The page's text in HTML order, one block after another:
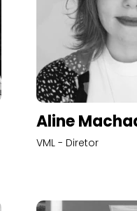
Aline
VML - Diretor